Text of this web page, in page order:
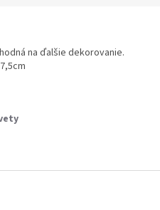
na ďalšie dekorovanie.